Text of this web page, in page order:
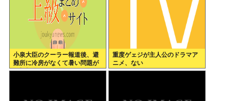
小泉大臣のクーラー報道後、避
難所に冷房がなくて暑い問題が
一切報道されなくなる。問題解
重度ゲェジが主人公のドラマア
ニメ、ない